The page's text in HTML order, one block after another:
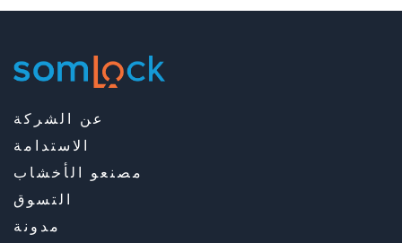
عن الشركة
الاستدامة
مصنعو الأخشاب
التسوق
مدونة